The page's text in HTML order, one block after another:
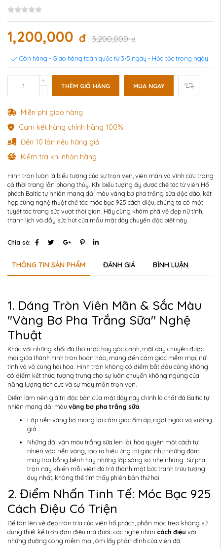
1,200,000 đ 3,200,000đ
Còn hàng - Giao hàng toàn quốc từ 3-5 ngày - Hỏa tốc trong ngày
THÊM GIỎ HÀNG MUA NGAY
Miễn phí giao hàng
Cam kết hàng chính hãng 100%
Đền 10 lần nếu hàng giả
Kiểm tra khi nhận hàng
Hình tròn luôn là biểu tượng của sự trọn vẹn, viên mãn và vĩnh cửu trong
cả thời trang lẫn phong thủy. Khi biểu tượng ấy được chế tác từ viên Hổ
phách Baltic tự nhiên mang dải màu vàng bơ pha trắng sữa độc đáo, kết
hợp cùng nghệ thuật chế tác móc bạc 925 cách điệu, chúng ta có một
tuyệt tác trang sức vượt thời gian. Hãy cùng khám phá vẻ đẹp nữ tính,
thanh lịch và đầy sức hút của mẫu mặt dây chuyền đặc biệt này.
Chia sẻ:
THÔNG TIN SẢN PHẨM ĐÁNH GIÁ BÌNH LUẬN
1. Dáng Tròn Viên Mãn & Sắc Màu
"Vàng Bơ Pha Trắng Sữa" Nghệ
Thuật
Khác với những khối đá thô mộc hay góc cạnh, mặt dây chuyền được
mài giũa thành hình tròn hoàn hảo, mang đến cảm giác mềm mại, nữ
tính và vô cùng hài hòa. Hình tròn không có điểm bắt đầu cũng không
có điểm kết thúc, tượng trưng cho sự luân chuyển không ngừng của
năng lượng tích cực và sự may mắn trọn vẹn.
Điểm làm nên giá trị độc bản của mặt dây này chính là chất đá Baltic tự
nhiên mang dải màu vàng bơ pha trắng sữa.
Lớp nền vàng bơ mang lại cảm giác ấm áp, ngọt ngào và vương
giả.
Những dải vân màu trắng sữa len lỏi, hòa quyện một cách tự
nhiên vào nền vàng, tạo ra hiệu ứng thị giác như những đám
mây trôi bồng bềnh hay những lớp sóng xô nhẹ nhàng. Sự pha
trộn này khiến mỗi viên đá trở thành một bức tranh trừu tượng
duy nhất, không thể tìm thấy phiên bản thứ hai.
2. Điểm Nhấn Tinh Tế: Móc Bạc 925
Cách Điệu Có Triện
Để tôn lên vẻ đẹp tròn trịa của viên hổ phách, phần móc treo không sử
dụng thiết kế trơn đơn điệu mà được các nghệ nhân cách điệu với
những đường cong mềm mại, ôm lấy phần đỉnh của viên đá.